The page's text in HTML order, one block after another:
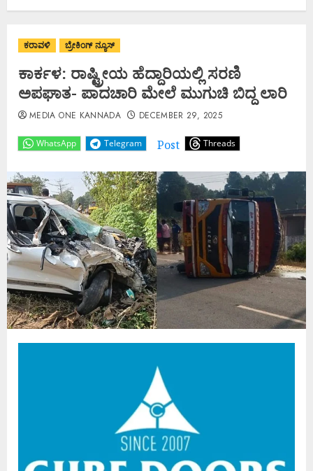
ಕರಾವಳಿ ಬ್ರೇಕಿಂಗ್ ನ್ಯೂಸ್
ಕಾರ್ಕಳ: ರಾಷ್ಟ್ರೀಯ ಹೆದ್ದಾರಿಯಲ್ಲಿ ಸರಣಿ
ಅಪಘಾತ- ಪಾದಚಾರಿ ಮೇಲೆ ಮುಗುಚಿ ಬಿದ್ದ ಲಾರಿ
WhatsApp Telegram Post Threads
MEDIA ONE KANNADA DECEMBER 29, 2025